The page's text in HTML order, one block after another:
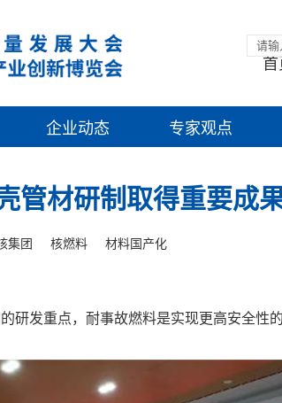
首
企业动态 专家观点
管材研制取得重要成
集团 核燃料 材料国产化
发重点，耐事故燃料是实现更高安全性